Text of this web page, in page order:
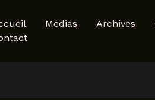
Médias Archives